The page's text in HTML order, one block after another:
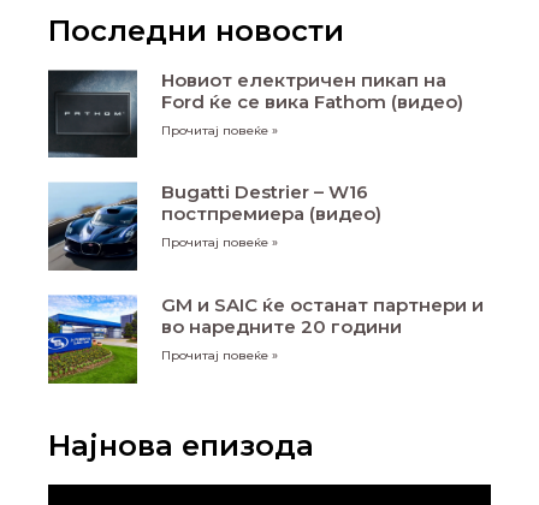
Последни новости
Новиот електричен пикап на
Ford ќе се вика Fathom (видео)
Прочитај повеќе »
Bugatti Destrier – W16
постпремиера (видео)
Прочитај повеќе »
GM и SAIC ќе останат партнери и
во наредните 20 години
Прочитај повеќе »
Најнова епизода